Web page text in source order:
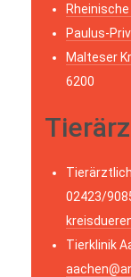
Paulus-
Malteser
6200
02423/
Tierklinik